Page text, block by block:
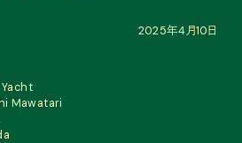
2025年4月10日
Mawatari